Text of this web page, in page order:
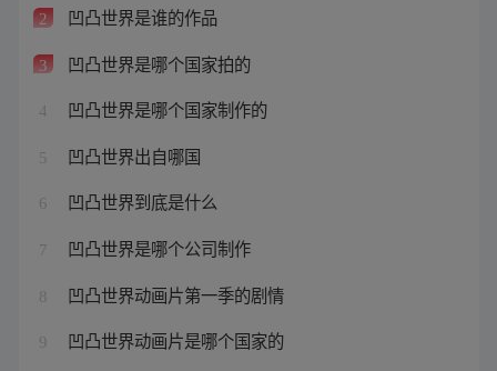
2 凹凸世界是谁的作品
3 凹凸世界是哪个国家拍的
4 凹凸世界是哪个国家制作的
5 凹凸世界出自哪国
6 凹凸世界到底是什么
7 凹凸世界是哪个公司制作
8 凹凸世界动画片第一季的剧情
9 凹凸世界动画片是哪个国家的